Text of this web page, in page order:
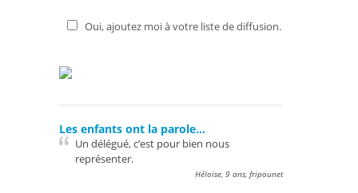
Oui, ajoutez moi à votre liste de diffusion.
Les enfants ont la parole…
Un délégué, c’est pour bien nous
représenter.
Héloïse, 9 ans, fripounet